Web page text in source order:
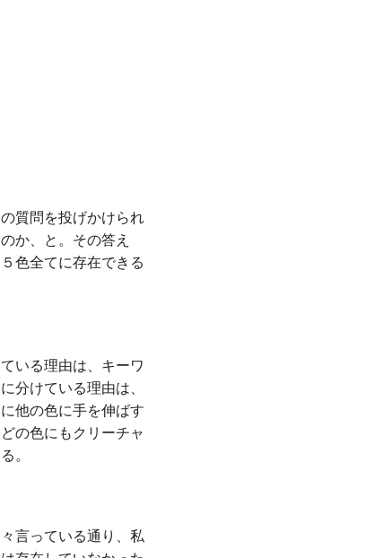
質問を投げかけられ
か、と。その答え
色全てに存在できる
いる理由は、キーワ
分けている理由は、
他の色に手を伸ばす
の色にもクリーチャ
。
言っている通り、私